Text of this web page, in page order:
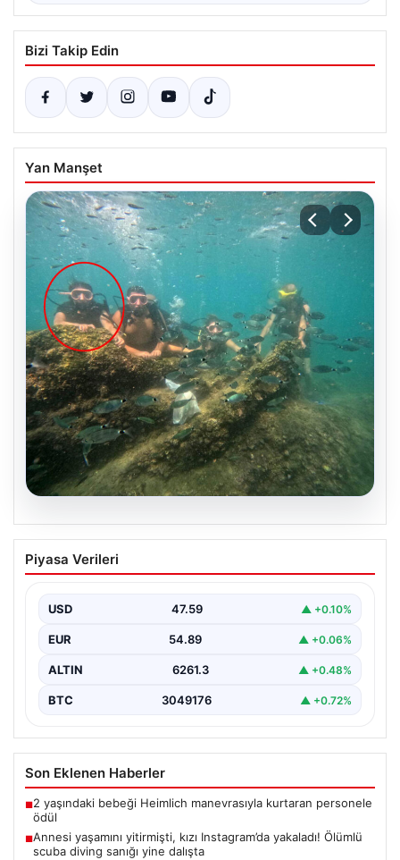
Bizi Takip Edin
Yan Manşet
05.08.2026
Annesi yaşamını yitirmişti, kızı
Instagram’da yakaladı! Ölümlü scuba
Piyasa Verileri
USD 47.59 ▲ +0.10%
EUR 54.89 ▲ +0.06%
ALTIN 6261.3 ▲ +0.48%
BTC 3049176 ▲ +0.72%
Son Eklenen Haberler
■2 yaşındaki bebeği Heimlich manevrasıyla kurtaran personele
ödül
■Annesi yaşamını yitirmişti, kızı Instagram’da yakaladı! Ölümlü
scuba diving sanığı yine dalışta